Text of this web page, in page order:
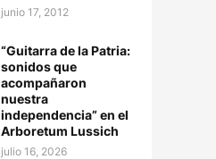
junio 17, 2012
“Guitarra de la Patria:
sonidos que
acompañaron
nuestra
independencia” en el
Arboretum Lussich
julio 16, 2026